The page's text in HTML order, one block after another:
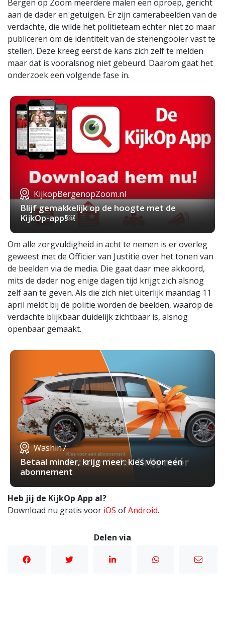
Bergen op Zoom meerdere malen een oproep, gericht
aan de dader en getuigen. Er zijn camerabeelden van de
verdachte, die wilde het politieteam echter niet zo maar
publiceren om de identiteit van de stenengooier vast te
stellen. Deze kreeg eerst de kans zich zelf te melden
maar dat is vooralsnog niet gebeurd. Daarom gaat het
onderzoek een volgende fase in.
KijkopBergenopZoom.nl
Blijf gemakkelijk op de hoogte met de
KijkOp-app!￼
Om alle zorgvuldigheid in acht te nemen is er overleg
geweest met de Officier van Justitie over het tonen van
de beelden via de media. Die gaat daar mee akkoord,
mits de dader nog enige dagen tijd krijgt zich alsnog
zelf aan te geven. Als die zich niet uiterlijk maandag 11
april meldt bij de politie worden de beelden, waarop de
verdachte blijkbaar duidelijk zichtbaar is, alsnog
openbaar gemaakt.
Washin7
Betaal minder, krijg meer: kies voor een
abonnement
Heb jij de KijkOp App al?
Download nu gratis voor iOS ofAndroid.
Delen via